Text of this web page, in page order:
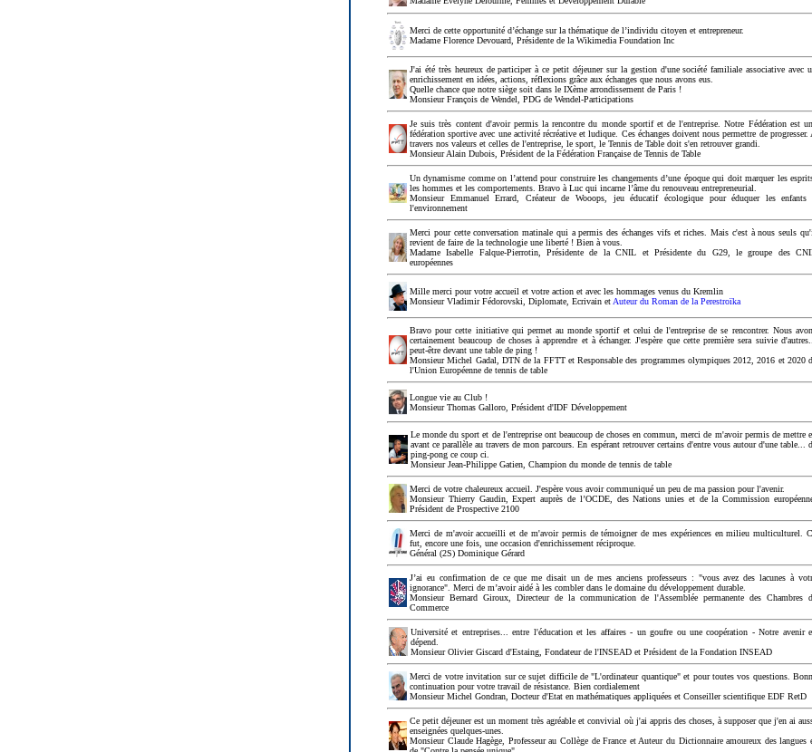
Merci de cette opportunité d’échange sur la thématique de l’individu citoyen et entrepreneur.
Madame Florence Devouard, Présidente de la Wikimedia Foundation Inc
J'ai été très heureux de participer à ce petit déjeuner sur la gestion d'une société familiale associative avec
enrichissement en idées, actions, réflexions grâce aux échanges que nous avons eus.
Quelle chance que notre siège soit dans le IXème arrondissement de Paris !
Monsieur François de Wendel, PDG de Wendel-Participations
Je suis très content d'avoir permis la rencontre du monde sportif et de l'entreprise. Notre Fédération est
fédération sportive avec une activité récréative et ludique. Ces échanges doivent nous permettre de progresser.
travers nos valeurs et celles de l'entreprise, le sport, le Tennis de Table doit s'en retrouver grandi.
Monsieur Alain Dubois, Président de la Fédération Française de Tennis de Table
Un dynamisme comme on l’attend pour construire les changements d’une époque qui doit marquer les
les hommes et les comportements. Bravo à Luc qui incarne l’âme du renouveau entrepreneurial.
Monsieur Emmanuel Errard, Créateur de Wooops, jeu éducatif écologique pour éduquer les enfants
l'environnement
Merci pour cette conversation matinale qui a permis des échanges vifs et riches. Mais c'est à nous seuls
revient de faire de la technologie une liberté ! Bien à vous.
Madame Isabelle Falque-Pierrotin, Présidente de la CNIL et Présidente du G29, le groupe des
européennes
Mille merci pour votre accueil et votre action et avec les hommages venus du Kremlin
Monsieur Vladimir Fédorovski, Diplomate, Ecrivain et Auteur du Roman de la Perestroïka
Bravo pour cette initiative qui permet au monde sportif et celui de l'entreprise de se rencontrer. Nous
certainement beaucoup de choses à apprendre et à échanger. J'espère que cette première sera suivie d'autres...
peut-être devant une table de ping !
Monsieur Michel Gadal, DTN de la FFTT et Responsable des programmes olympiques 2012, 2016 et 2020
l'Union Européenne de tennis de table
Longue vie au Club !
Monsieur Thomas Galloro, Président d'IDF Développement
Le monde du sport et de l'entreprise ont beaucoup de choses en commun, merci de m'avoir permis de mettre
avant ce parallèle au travers de mon parcours. En espérant retrouver certains d'entre vous autour d'une table...
ping-pong ce coup ci.
Monsieur Jean-Philippe Gatien, Champion du monde de tennis de table
Merci de votre chaleureux accueil. J'espère vous avoir communiqué un peu de ma passion pour l'avenir.
Monsieur Thierry Gaudin, Expert auprès de l’OCDE, des Nations unies et de la Commission
Président de Prospective 2100
Merci de m'avoir accueilli et de m'avoir permis de témoigner de mes expériences en milieu multiculturel.
fut, encore une fois, une occasion d'enrichissement réciproque.
Général (2S) Dominique Gérard
J’ai eu confirmation de ce que me disait un de mes anciens professeurs : "vous avez des lacunes à
ignorance". Merci de m’avoir aidé à les combler dans le domaine du développement durable.
Monsieur Bernard Giroux, Directeur de la communication de l'Assemblée permanente des Chambres
Commerce
Université et entreprises... entre l'éducation et les affaires - un goufre ou une coopération - Notre avenir
dépend.
Monsieur Olivier Giscard d'Estaing, Fondateur de l'INSEAD et Président de la Fondation INSEAD
Merci de votre invitation sur ce sujet difficile de "L'ordinateur quantique" et pour toutes vos questions.
continuation pour votre travail de résistance. Bien cordialement
Monsieur Michel Gondran, Docteur d'Etat en mathématiques appliquées et Conseiller scientifique EDF RetD
Ce petit déjeuner est un moment très agréable et convivial où j'ai appris des choses, à supposer que j'en ai
enseignées quelques-unes.
Monsieur Claude Hagège, Professeur au Collège de France et Auteur du Dictionnaire amoureux des langues